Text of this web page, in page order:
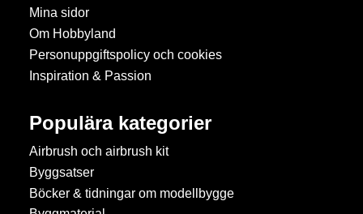
Mina sidor
Om Hobbyland
Personuppgiftspolicy och cookies
Inspiration & Passion
Populära kategorier
Airbrush och airbrush kit
Byggsatser
Böcker & tidningar om modellbygge